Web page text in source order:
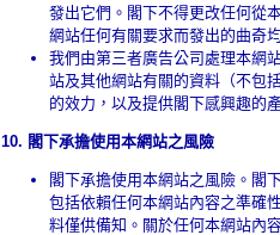
發出它們。閣下不得更改任何從
網站任何有關要求而發出的曲奇
我們由第三者廣告公司處理本網
站及其他網站有關的資料（不包
的效力，以及提供閣下感興趣的
10. 閣下承擔使用本網站之風險
閣下承擔使用本網站之風險。閣
包括依賴任何本網站內容之準確
料僅供備知。關於任何本網站內